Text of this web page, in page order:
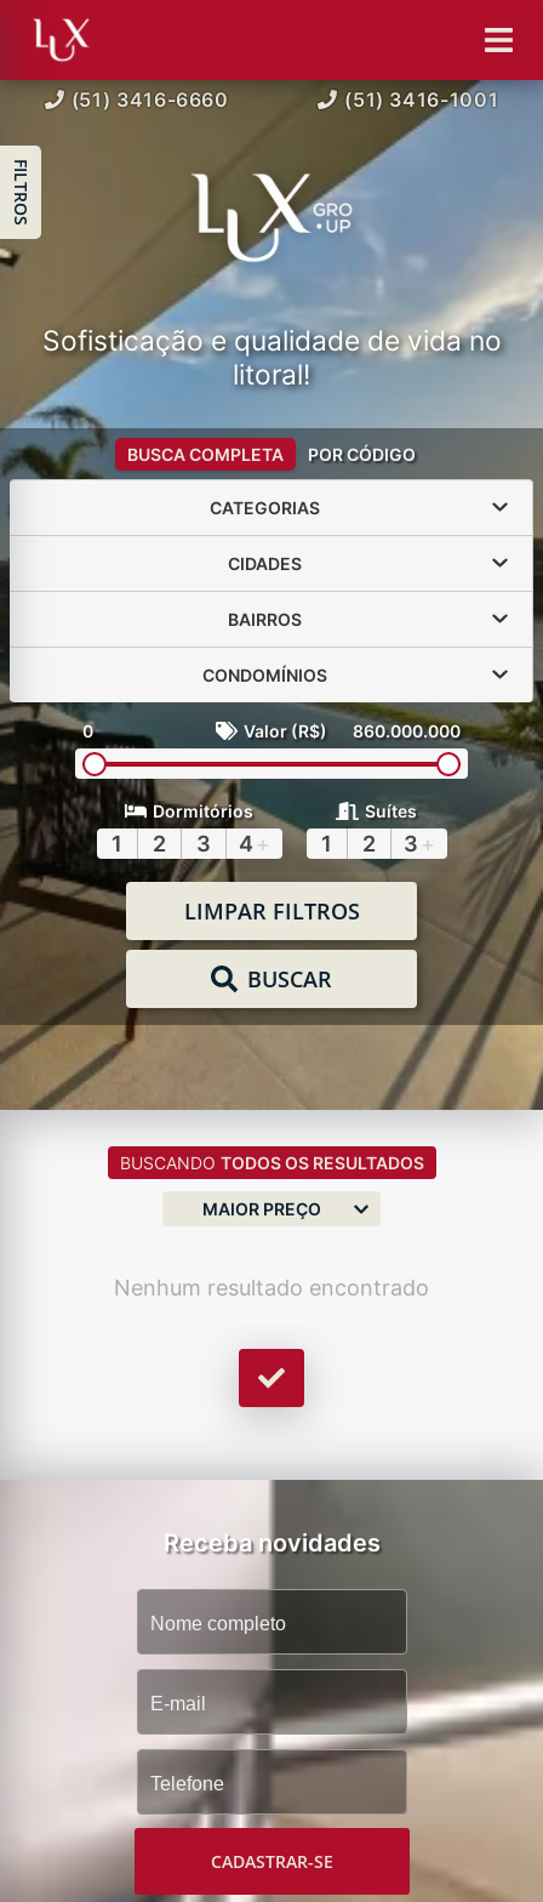
(51) 3416-6660 (51) 3416-1001
Sofisticação e qualidade de vida no
litoral!
BUSCA COMPLETA POR CÓDIGO
CATEGORIAS
CIDADES
BAIRROS
CONDOMÍNIOS
0 Valor (R$) 860.000.000
Dormitórios
1 2 3 4 +
Suítes
1 2 3 +
LIMPAR FILTROS
BUSCAR
FILTROS
BUSCANDO TODOS OS RESULTADOS
MAIOR PREÇO
Nenhum resultado encontrado
Receba novidades
CADASTRAR-SE